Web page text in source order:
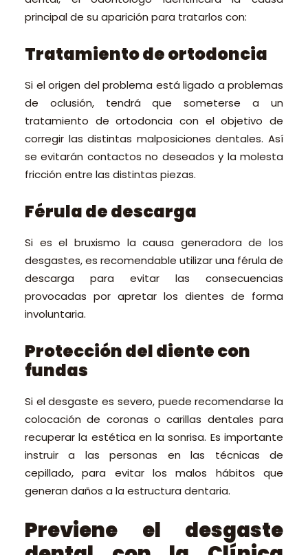
principal de su aparición para tratarlos con:
Tratamiento de ortodoncia
Si el origen del problema está ligado a problemas
de oclusión, tendrá que someterse a un
tratamiento de ortodoncia con el objetivo de
corregir las distintas malposiciones dentales. Así
se evitarán contactos no deseados y la molesta
fricción entre las distintas piezas.
Férula de descarga
Si es el bruxismo la causa generadora de los
desgastes, es recomendable utilizar una férula de
descarga para evitar las consecuencias
provocadas por apretar los dientes de forma
involuntaria.
Protección del diente con
fundas
Si el desgaste es severo, puede recomendarse la
colocación de coronas o carillas dentales para
recuperar la estética en la sonrisa. Es importante
instruir a las personas en las técnicas de
cepillado, para evitar los malos hábitos que
generan daños a la estructura dentaria.
Previene el desgaste